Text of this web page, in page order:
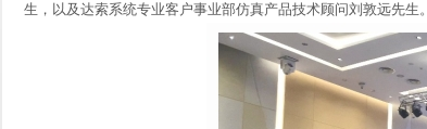
生，以及达索系统专业客户事业部仿真产品技术顾问刘敦远先生。